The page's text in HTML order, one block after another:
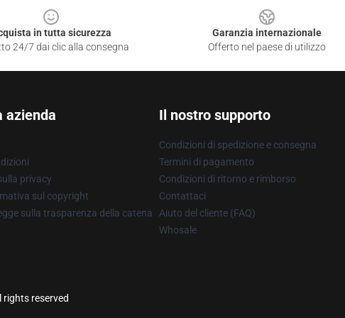
in tutta sicurezza
24/7 dai clic alla consegna
Garanzia internazionale
Offerto nel paese di utilizzo
azienda
privacy
sul copyright
sulla trasparenza della catena
Il nostro supporto
Condizioni di spedizione e consegna
Termini di pagamento
Condizioni di ritorno e rimborso
Contattaci
Aiuto del cliente (FAQ)
Whosale
rights reserved